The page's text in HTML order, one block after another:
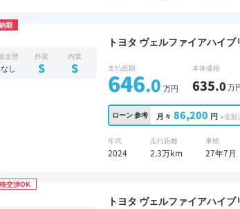
期
トヨタ ヴェルファイアハイブリッド ハイブ
インナーミラー オートクルー
モニター 全方位カメラ ドラ
金歴
なし
外装
S
内装
S 支払総額
646.0 万円
本体価格
635.0万
ローン参考 月々 86,200 円 ※金額
年式
2024
走行距離
2.3万km
車検
27年7月
交渉OK
トヨタ ヴェルファイアハイブリッド ハイブリッドZ 美